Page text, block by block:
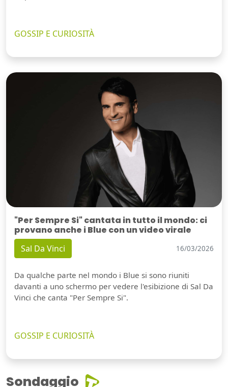
GOSSIP E CURIOSITÀ
"Per Sempre Si" cantata in tutto il mondo: ci
provano anche i Blue con un video virale
Sal Da Vinci 16/03/2026
Da qualche parte nel mondo i Blue si sono riuniti
davanti a uno schermo per vedere l'esibizione di Sal Da
Vinci che canta "Per Sempre Si".
GOSSIP E CURIOSITÀ
Sondaggio